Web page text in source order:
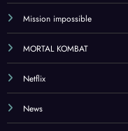
Mission impossible
MORTAL KOMBAT
Netflix
News